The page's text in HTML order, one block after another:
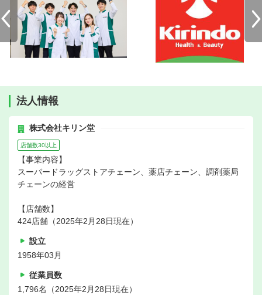
法人情報
株式会社キリン堂
店舗数30以上
【事業内容】
スーパードラッグストアチェーン、薬店チェーン、調剤薬局
チェーンの経営
【店舗数】
424店舗（2025年2月28日現在）
設立
1958年03月
従業員数
1,796名（2025年2月28日現在）